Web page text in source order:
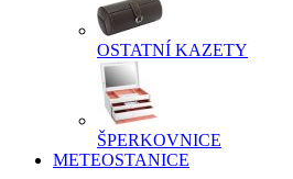
OSTATNÍ KAZETY
ŠPERKOVNICE
METEOSTANICE